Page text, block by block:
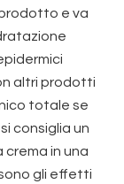
e va
altri prodotti
totale se
consiglia un
in una
gli effetti